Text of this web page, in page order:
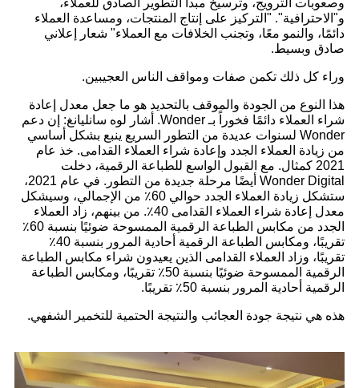
وصعوبات الترويج، وترسيخ مبدأ التطوير الصادق للعملاء،
و"الاحترافية". "التركيز على إنتاج المنتجات، ومساعدة العملاء
دائمًا، والنمو معًا، وتجنب الخلافات مع العملاء" شعار إعلاني
صادق وبسيط.
وراء كل ذلك تكمن صفات ومواقف الناس العجيبين.
هذا النوع من الجودة والموقف بالتحديد هو ما جعل معدل إعادة
شراء العملاء دائمًا فخوراً بـ Wonder. أشار لوه سانليانغ: إن دعم
Wonder لسنوات عديدة من التطور السريع ينبع بشكل أساسي
من زيادة العملاء الجدد وإعادة شراء العملاء القدامى. خذ عام
2021 كمثال. مع القبول الواسع للطباعة الرقمية، دخلت
Wonder Digital أيضًا مرحلة جديدة من التطور. في عام 2021،
ستشكل زيادة العملاء الجدد حوالي 60٪ من الإجمالي، وسيشكل
معدل إعادة شراء العملاء القدامى 40٪. من بينهم، زاد العملاء
الجدد من مكابس الطباعة الرقمية الممسوحة ضوئيًا بنسبة 60٪
تقريبًا، ومكابس الطباعة الرقمية أحادية المرور بنسبة 40٪
تقريبًا، وزاد العملاء القدامى الذين يعيدون شراء مكابس الطباعة
الرقمية الممسوحة ضوئيًا بنسبة 50٪ تقريبًا، ومكابس الطباعة
الرقمية أحادية المرور بنسبة 50٪ تقريبًا.
هذه هي نتيجة جودة العجائب والنتيجة الحتمية للتخمير الشفهي.